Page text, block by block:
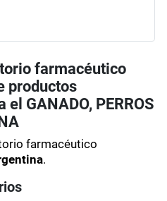
farmacéutico
productos
GANADO, PERROS
farmacéutico
.